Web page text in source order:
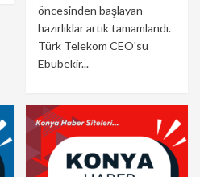
öncesinden başlayan
hazırlıklar artık tamamlandı.
Türk Telekom CEO'su
Ebubekir...